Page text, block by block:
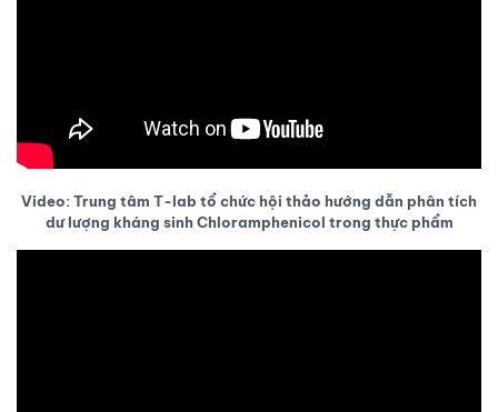
Video: Trung tâm T-lab tổ chức hội thảo hướng dẫn phân tích
dư lượng kháng sinh Chloramphenicol trong thực phẩm